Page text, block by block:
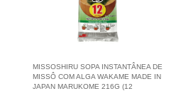
MISSOSHIRU SOPA INSTANTÂNEA DE
MISSÔ COM ALGA WAKAME MADE IN
JAPAN MARUKOME 216G (12